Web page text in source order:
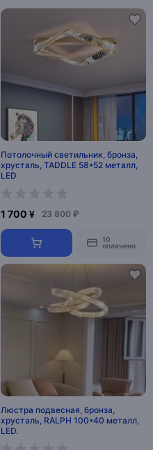
Потолочный светильник, бронза,
хрусталь, TADDLE 58*52 металл,
LED
1 700 ¥ 23 800 ₽
10
оплачено
Люстра подвесная, бронза,
хрусталь, RALPH 100*40 металл,
LED.